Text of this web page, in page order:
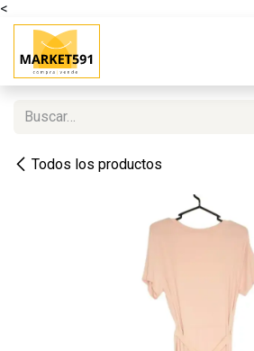
<
Ir al contenido
Todos los productos